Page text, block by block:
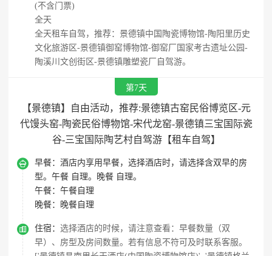
(不含门票)
全天
全天租车自驾，推荐：景德镇中国陶瓷博物馆-陶阳里历史
文化旅游区-景德镇御窑博物馆-御窑厂国家考古遗址公园-
陶溪川文创街区-景德镇雕塑瓷厂自驾游。
第7天
【景德镇】自由活动，推荐:景德镇古窑民俗博览区-元
代馒头窑-陶瓷民俗博物馆-宋代龙窑-景德镇三宝国际瓷
谷-三宝国际陶艺村自驾游【租车自驾】
 早餐： 酒店内享用早餐，选择酒店时，请选择含双早的房
型。午餐 自理。晚餐 自理。
午餐： 午餐自理
晚餐：
晚餐自理
 住宿： 选择酒店的时候，请注意查看：早餐数量（双
早）、房型及房间数量。若有信息不符可及时联系客服。